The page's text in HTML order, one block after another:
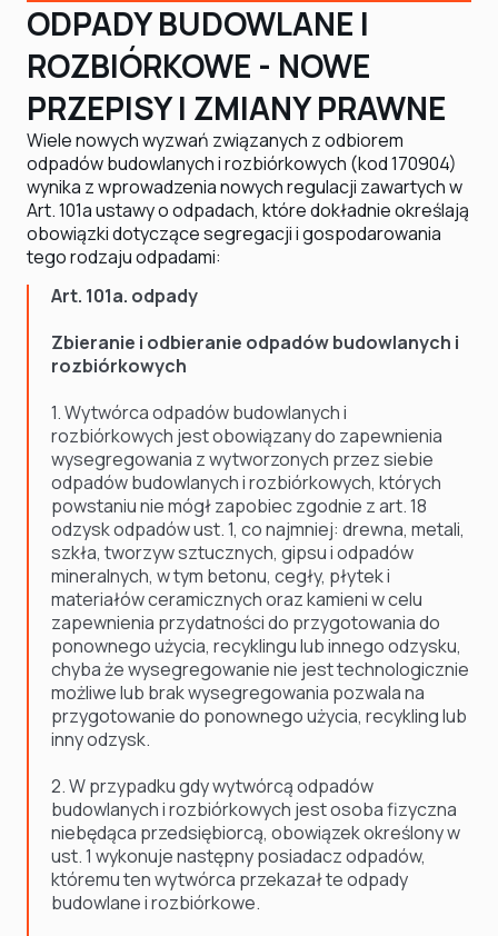
ODPADY BUDOWLANE I
ROZBIÓRKOWE - NOWE
PRZEPISY I ZMIANY PRAWNE
Wiele nowych wyzwań związanych z odbiorem
odpadów budowlanych i rozbiórkowych (kod 170904)
wynika z wprowadzenia nowych regulacji zawartych w
Art. 101a ustawy o odpadach, które dokładnie określają
obowiązki dotyczące segregacji i gospodarowania
tego rodzaju odpadami:
Art. 101a. odpady
Zbieranie i odbieranie odpadów budowlanych i
rozbiórkowych
1. Wytwórca odpadów budowlanych i
rozbiórkowych jest obowiązany do zapewnienia
wysegregowania z wytworzonych przez siebie
odpadów budowlanych i rozbiórkowych, których
powstaniu nie mógł zapobiec zgodnie z art. 18
odzysk odpadów ust. 1, co najmniej: drewna, metali,
szkła, tworzyw sztucznych, gipsu i odpadów
mineralnych, w tym betonu, cegły, płytek i
materiałów ceramicznych oraz kamieni w celu
zapewnienia przydatności do przygotowania do
ponownego użycia, recyklingu lub innego odzysku,
chyba że wysegregowanie nie jest technologicznie
możliwe lub brak wysegregowania pozwala na
przygotowanie do ponownego użycia, recykling lub
inny odzysk.
2. W przypadku gdy wytwórcą odpadów
budowlanych i rozbiórkowych jest osoba fizyczna
niebędąca przedsiębiorcą, obowiązek określony w
ust. 1 wykonuje następny posiadacz odpadów,
któremu ten wytwórca przekazał te odpady
budowlane i rozbiórkowe.